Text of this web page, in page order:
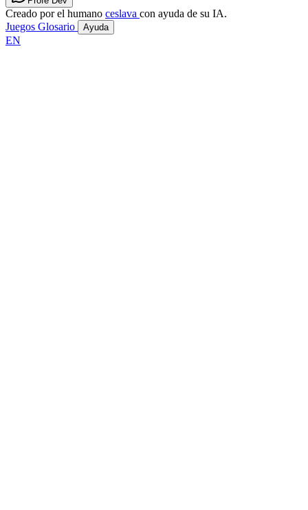
Creado por el humano ceslava con ayuda de su IA.
Juegos Glosario Ayuda
EN